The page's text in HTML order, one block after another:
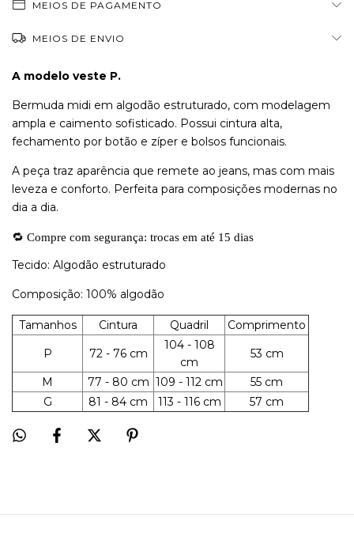
MEIOS DE PAGAMENTO
MEIOS DE ENVIO
A modelo veste P.
Bermuda midi em algodão estruturado, com modelagem
ampla e caimento sofisticado. Possui cintura alta,
fechamento por botão e zíper e bolsos funcionais.
A peça traz aparência que remete ao jeans, mas com mais
leveza e conforto. Perfeita para composições modernas no
dia a dia.
🔁 Compre com segurança: trocas em até 15 dias
Tecido: Algodão estruturado
Composição: 100% algodão
Tamanhos Cintura Quadril
Comprimento
P
72 - 76 cm
104 - 108
cm
53 cm
M
77 - 80 cm 109 - 112 cm
55 cm
G
81 - 84 cm 113 - 116 cm 57 cm